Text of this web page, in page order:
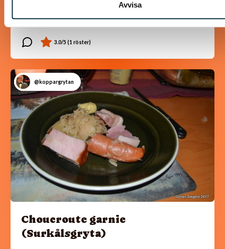
Avvisa
Smarrigt! Jag bytte ut persiljan mot koriander och
serverade med råstekt sötpotatistärningar.
@koppargrytan
Choucroute garnie
(Surkålsgryta)